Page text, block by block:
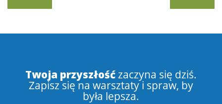
Twoja przyszłośćzaczyna się dziś.
Zapisz się na warsztaty i spraw, by
była lepsza.